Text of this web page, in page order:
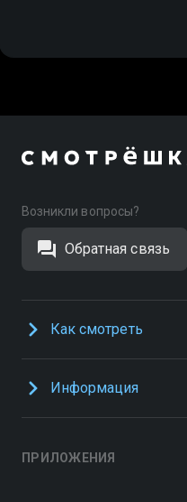
Возникли вопросы?
Обратная связь
Как смотреть
Информация
ПРИЛОЖЕНИЯ